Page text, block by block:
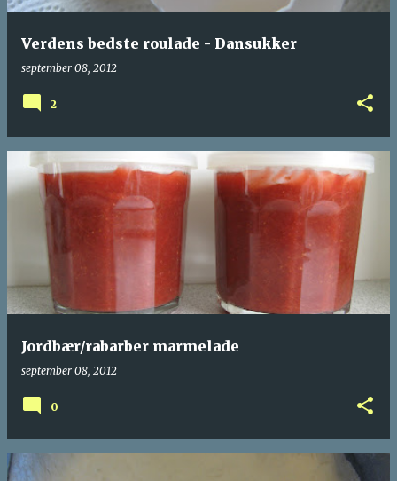
Verdens bedste roulade - Dansukker
september 08, 2012
2
Jordbær/rabarber marmelade
september 08, 2012
0